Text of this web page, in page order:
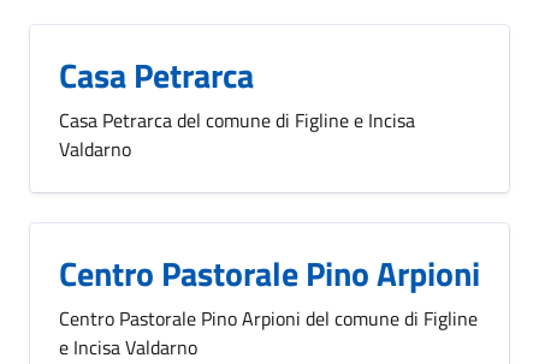
Casa Petrarca
Casa Petrarca del comune di Figline e Incisa
Valdarno
Centro Pastorale Pino Arpioni
Centro Pastorale Pino Arpioni del comune di Figline
e Incisa Valdarno